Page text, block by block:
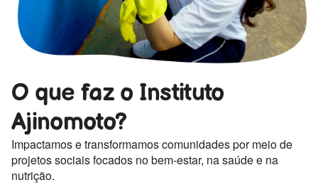
O que faz o Instituto
Ajinomoto?
Impactamos e transformamos comunidades por meio de
projetos sociais focados no bem-estar, na saúde e na
nutrição.